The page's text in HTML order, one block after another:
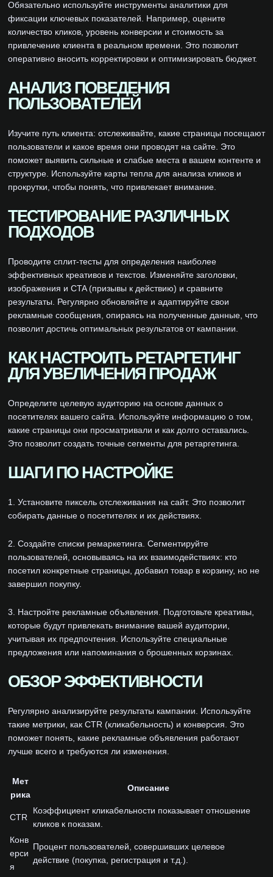
Обязательно используйте инструменты аналитики для
фиксации ключевых показателей. Например, оцените
количество кликов, уровень конверсии и стоимость за
привлечение клиента в реальном времени. Это позволит
оперативно вносить корректировки и оптимизировать бюджет.
АНАЛИЗ ПОВЕДЕНИЯ
ПОЛЬЗОВАТЕЛЕЙ
Изучите путь клиента: отслеживайте, какие страницы посещают
пользователи и какое время они проводят на сайте. Это
поможет выявить сильные и слабые места в вашем контенте и
структуре. Используйте карты тепла для анализа кликов и
прокрутки, чтобы понять, что привлекает внимание.
ТЕСТИРОВАНИЕ РАЗЛИЧНЫХ
ПОДХОДОВ
Проводите сплит-тесты для определения наиболее
эффективных креативов и текстов. Изменяйте заголовки,
изображения и CTA (призывы к действию) и сравните
результаты. Регулярно обновляйте и адаптируйте свои
рекламные сообщения, опираясь на полученные данные, что
позволит достичь оптимальных результатов от кампании.
КАК НАСТРОИТЬ РЕТАРГЕТИНГ
ДЛЯ УВЕЛИЧЕНИЯ ПРОДАЖ
Определите целевую аудиторию на основе данных о
посетителях вашего сайта. Используйте информацию о том,
какие страницы они просматривали и как долго оставались.
Это позволит создать точные сегменты для ретаргетинга.
ШАГИ ПО НАСТРОЙКЕ
1. Установите пиксель отслеживания на сайт. Это позволит
собирать данные о посетителях и их действиях.
2. Создайте списки ремаркетинга. Сегментируйте
пользователей, основываясь на их взаимодействиях: кто
посетил конкретные страницы, добавил товар в корзину, но не
завершил покупку.
3. Настройте рекламные объявления. Подготовьте креативы,
которые будут привлекать внимание вашей аудитории,
учитывая их предпочтения. Используйте специальные
предложения или напоминания о брошенных корзинах.
ОБЗОР ЭФФЕКТИВНОСТИ
Регулярно анализируйте результаты кампании. Используйте
такие метрики, как CTR (кликабельность) и конверсия. Это
поможет понять, какие рекламные объявления работают
лучше всего и требуются ли изменения.
Мет
рика
Описание
CTR
Коэффициент кликабельности показывает отношение
кликов к показам.
Конв
ерси
я
Процент пользователей, совершивших целевое
действие (покупка, регистрация и т.д.).